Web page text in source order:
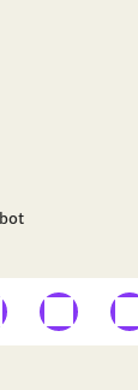
auf
Link
externer